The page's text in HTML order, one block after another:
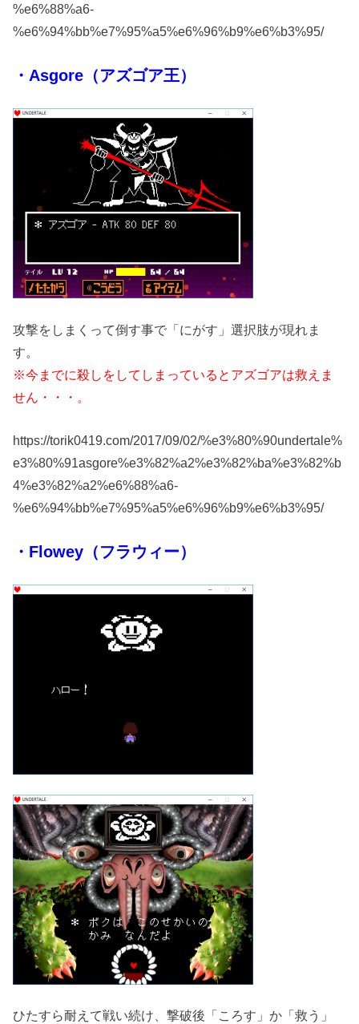
%e6%88%a6-
%e6%94%bb%e7%95%a5%e6%96%b9%e6%b3%95/
・Asgore（アズゴア王）
攻撃をしまくって倒す事で「にがす」選択肢が現れま
す。
※今までに殺しをしてしまっているとアズゴアは救えま
せん・・・。
https://torik0419.com/2017/09/02/%e3%80%90undertale%
e3%80%91asgore%e3%82%a2%e3%82%ba%e3%82%b
4%e3%82%a2%e6%88%a6-
%e6%94%bb%e7%95%a5%e6%96%b9%e6%b3%95/
・Flowey（フラウィー）
ひたすら耐えて戦い続け、撃破後「ころす」か「救う」